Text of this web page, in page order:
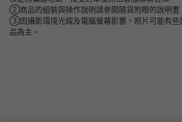
②商品的組裝與操作說明請參閱隨貨附贈的說明書
③因攝影環境光線及電腦螢幕影響，照片可能有些
品為主。